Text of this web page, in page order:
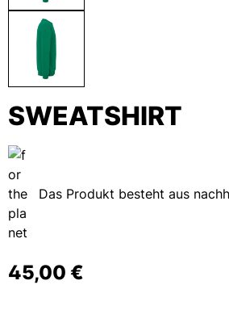
SWEATSHIRT
Das Produkt besteht aus
45,00 €